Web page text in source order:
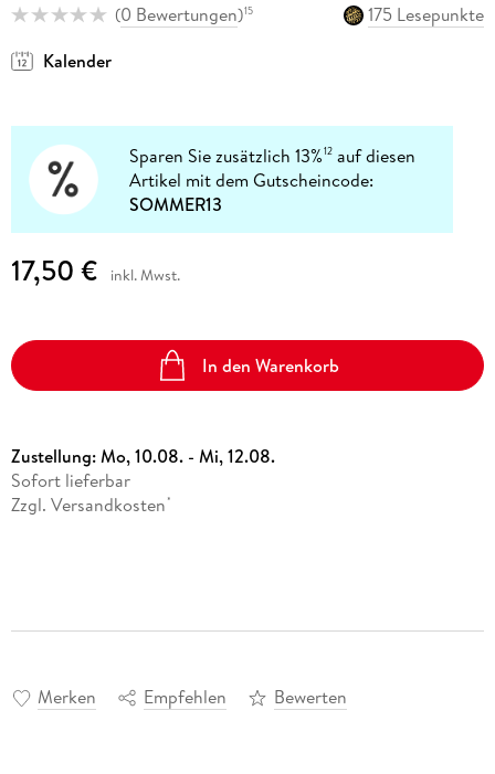
(0 Bewertungen)15
175 Lesepunkte
Kalender
Sparen Sie zusätzlich 13%12 auf diesen
Artikel mit dem Gutscheincode:
SOMMER13
17,50 € inkl. Mwst.
In den Warenkorb
Zustellung:Mo, 10.08. - Mi, 12.08.
Sofort lieferbar
Zzgl. Versandkosten *
Merken Empfehlen Bewerten